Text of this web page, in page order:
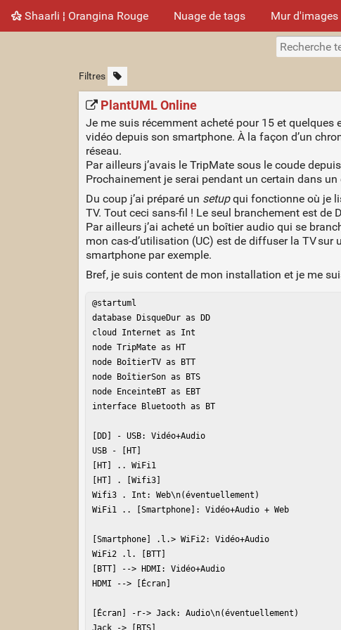
Shaarli ¦ Orangina Rouge Nuage de tags Mur d'images
Filtres
PlantUML Online
Je me suis récemment acheté pour 15 et quelques
vidéo depuis son smartphone. À la façon d’un
réseau.
Par ailleurs j’avais le TripMate sous le coude
Prochainement je serai pendant un certain dans
Du coup j’ai préparé un setupqui fonctionne où je
TV. Tout ceci sans-fil ! Le seul branchement est de
Par ailleurs j’ai acheté un boîtier audio qui se
mon cas-d’utilisation (UC) est de diffuser la TV
smartphone par exemple.
Bref, je suis content de mon installation et je me
@startuml
database DisqueDur as DD
cloud Internet as Int
node TripMate as HT
node BoîtierTV as BTT
node BoîtierSon as BTS
node EnceinteBT as EBT
interface Bluetooth as BT
[DD] - USB: Vidéo+Audio
USB - [HT]
[HT] .. WiFi1
[HT] . [Wifi3]
Wifi3 . Int: Web\n(éventuellement)
WiFi1 .. [Smartphone]: Vidéo+Audio + Web
[Smartphone] .l.> WiFi2: Vidéo+Audio
WiFi2 .l. [BTT]
[BTT] --> HDMI: Vidéo+Audio
HDMI --> [Écran]
[Écran] -r-> Jack: Audio\n(éventuellement)